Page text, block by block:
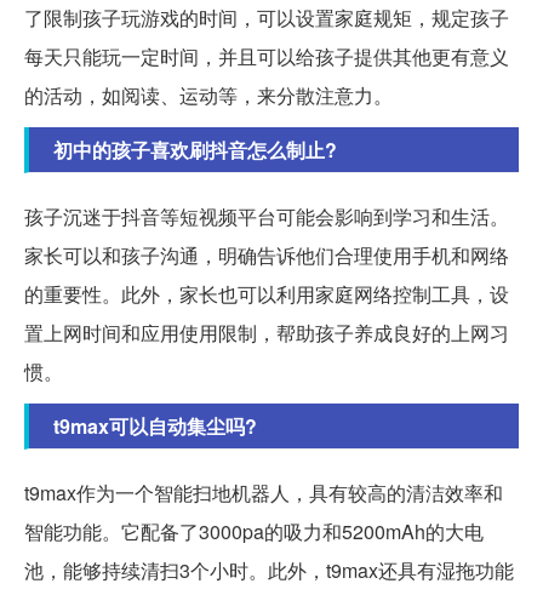
了限制孩子玩游戏的时间，可以设置家庭规矩，规定孩子
每天只能玩一定时间，并且可以给孩子提供其他更有意义
的活动，如阅读、运动等，来分散注意力。
初中的孩子喜欢刷抖音怎么制止?
孩子沉迷于抖音等短视频平台可能会影响到学习和生活。
家长可以和孩子沟通，明确告诉他们合理使用手机和网络
的重要性。此外，家长也可以利用家庭网络控制工具，设
置上网时间和应用使用限制，帮助孩子养成良好的上网习
惯。
t9max可以自动集尘吗?
t9max作为一个智能扫地机器人，具有较高的清洁效率和
智能功能。它配备了3000pa的吸力和5200mAh的大电
池，能够持续清扫3个小时。此外，t9max还具有湿拖功能